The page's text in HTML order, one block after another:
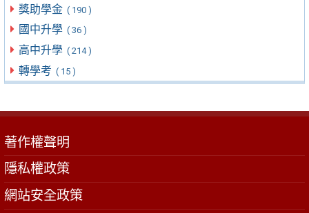
獎助學金 ( 190 )
國中升學 ( 36 )
高中升學 ( 214 )
轉學考 ( 15 )
著作權聲明
隱私權政策
網站安全政策